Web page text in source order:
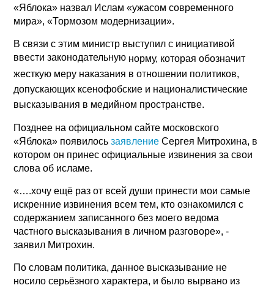
«Яблока» назвал Ислам «ужасом современного
мира», «Тормозом модернизации».
В связи с этим министр выступил с инициативой
ввести законодательную норму, которая обозначит
жесткую меру наказания в отношении политиков,
допускающих ксенофобские и националистические
высказывания в медийном пространстве.
Позднее на официальном сайте московского
«Яблока» появилосьзаявлениеСергея Митрохина, в
котором он принес официальные извинения за свои
слова об исламе.
«….хочу ещё раз от всей души принести мои самые
искренние извинения всем тем, кто ознакомился с
содержанием записанного без моего ведома
частного высказывания в личном разговоре», -
заявил Митрохин.
По словам политика, данное высказывание не
носило серьёзного характера, и было вырвано из